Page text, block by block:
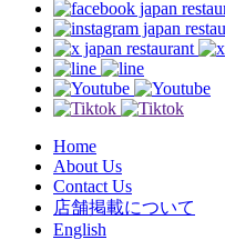
Home
About Us
Contact Us
店舗掲載について
English